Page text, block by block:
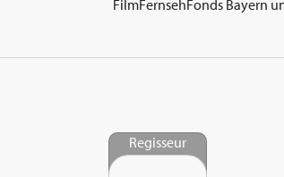
FilmFernsehFonds Bayern
Regisseur